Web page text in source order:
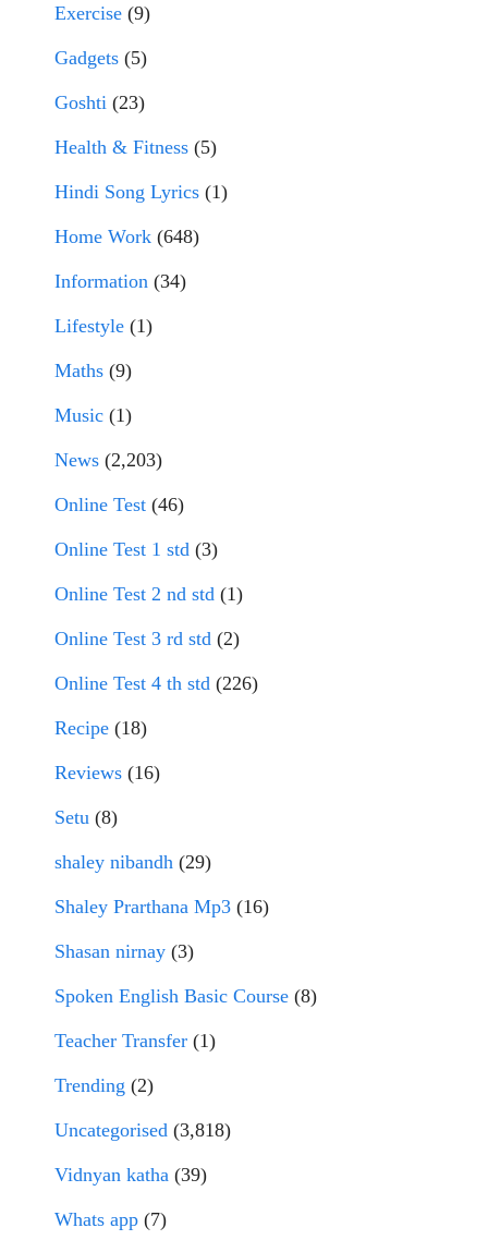
Exercise (9)
Gadgets (5)
Goshti (23)
Health & Fitness (5)
Hindi Song Lyrics (1)
Home Work (648)
Information (34)
Lifestyle (1)
Maths (9)
Music (1)
News (2,203)
Online Test (46)
Online Test 1 std (3)
Online Test 2 nd std (1)
Online Test 3 rd std (2)
Online Test 4 th std (226)
Recipe (18)
Reviews (16)
Setu (8)
shaley nibandh (29)
Shaley Prarthana Mp3 (16)
Shasan nirnay (3)
Spoken English Basic Course (8)
Teacher Transfer (1)
Trending (2)
Uncategorised (3,818)
Vidnyan katha (39)
Whats app (7)